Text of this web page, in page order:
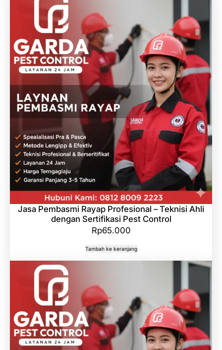
Jasa Pembasmi Rayap Profesional – Teknisi Ahli
dengan Sertifikasi Pest Control
Rp65.000
Tambah ke keranjang